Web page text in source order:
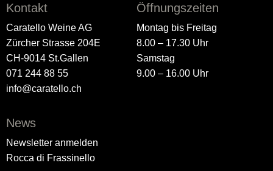
Kontakt
Caratello Weine AG
Zürcher Strasse 204E
CH-9014 St.Gallen
071 244 88 55
info@caratello.ch
Öffnungszeiten
Montag bis Freitag
8.00 – 17.30 Uhr
Samstag
9.00 – 16.00 Uhr
News
Newsletter anmelden
Rocca di Frassinello